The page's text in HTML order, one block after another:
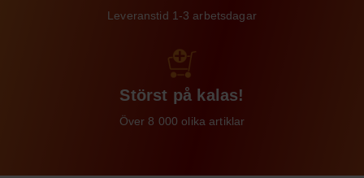
Leveranstid 1-3 arbetsdagar
Störst på kalas!
Över 8 000 olika artiklar